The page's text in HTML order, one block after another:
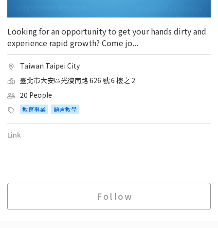
Looking for an opportunity to get your hands dirty and
experience rapid growth? Come jo...
Taiwan Taipei City
臺北市大安區光復南路 626 號 6 樓之 2
20 People
教育事業 語言教學
Link
Follow